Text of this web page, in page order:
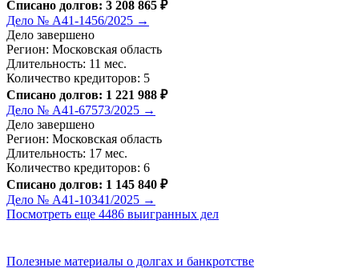
Списано долгов: 3 208 865 ₽
Дело № А41-1456/2025 →
Дело завершено
Регион: Московская область
Длительность: 11 мес.
Количество кредиторов: 5
Списано долгов: 1 221 988 ₽
Дело № А41-67573/2025 →
Дело завершено
Регион: Московская область
Длительность: 17 мес.
Количество кредиторов: 6
Списано долгов: 1 145 840 ₽
Дело № А41-10341/2025 →
Посмотреть еще 4486 выигранных дел
Полезные материалы о долгах и банкротстве